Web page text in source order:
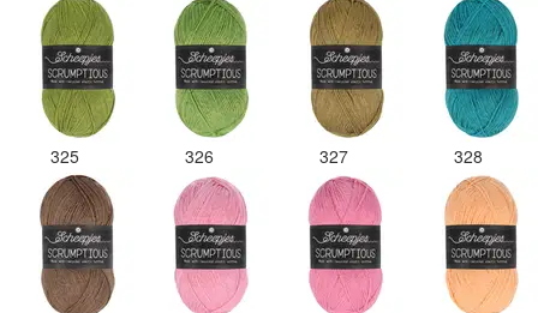
325 326 327 328